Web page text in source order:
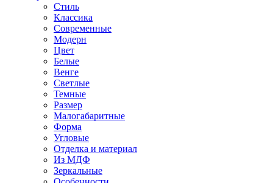
Стиль
Классика
Современные
Модерн
Цвет
Белые
Венге
Светлые
Темные
Размер
Малогабаритные
Форма
Угловые
Отделка и материал
Из МДФ
Зеркальные